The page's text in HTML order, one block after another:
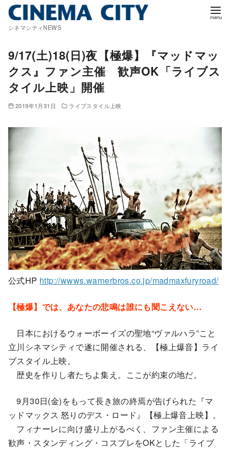
シネマシティNEWS
9/17(土)18(日)夜【極爆】『マッドマッ
クス』ファン主催 歓声OK「ライブス
タイル上映」開催
2019年1月31日 ライブスタイル上映
公式HP http://wwws.warnerbros.co.jp/madmaxfuryroad/
【極爆】では、あなたの悲鳴は誰にも聞こえない…
日本におけるウォーボーイズの聖地“ヴァルハラ”こと
立川シネマシティで遂に開催される、【極上爆音】ライ
ブスタイル上映。
歴史を作りし者たちよ集え。ここが約束の地だ。
9月30日(金)をもって長き旅の終焉が告げられた『マ
ッドマックス 怒りのデス・ロード』【極上爆音上映】。
フィナーレに向け盛り上がるべく、ファン主催による
歓声・スタンディング・コスプレをOKとした「ライブ